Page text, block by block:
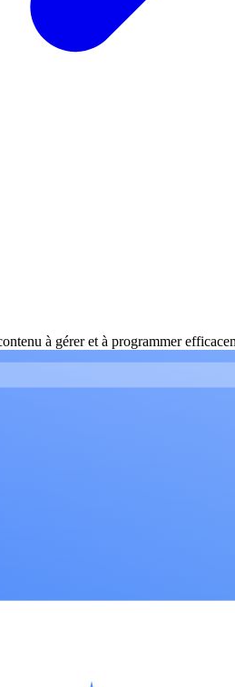
à gérer et à programmer